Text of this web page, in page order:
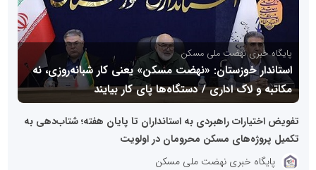
استاندار خوزستان: «نهضت مسکن» یعنی کار شبانه‌روزی، نه
مکاتبه و لاک اداری / دستگاه‌ها پای کار بیایند
پایگاه خبری نهضت ملی مسکن
تفویض اختیارات راهبردی به استانداران تا پایان هفته؛ شتاب‌دهی به
تکمیل پروژه‌های مسکن محرومان در اولویت
پایگاه خبری نهضت ملی مسکن